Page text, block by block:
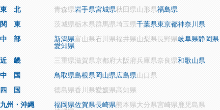
東 北
青森県岩手県宮城県秋田県山形県福島県
関 東
茨城県栃木県群馬県埼玉県千葉県東京都神奈川県
中 部
新潟県富山県石川県福井県山梨県長野県岐阜県静岡県
愛知県
近 畿
三重県滋賀県京都府大阪府兵庫県奈良県和歌山県
中 国
鳥取県島根県岡山県広島県山口県
四 国
徳島県香川県愛媛県高知県
九州・沖縄
福岡県佐賀県長崎県熊本県大分県宮崎県鹿児島県